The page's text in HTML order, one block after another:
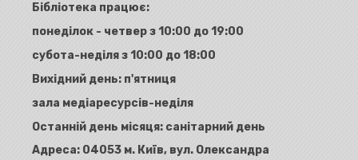
Бібліотека працює:
понеділок - четвер з 10:00 до 19:00
субота-неділя з 10:00 до 18:00
Вихідний день: п'ятниця
зала медіаресурсів-неділя
Останній день місяця: санітарний день
Адреса: 04053 м. Київ, вул. Олександра